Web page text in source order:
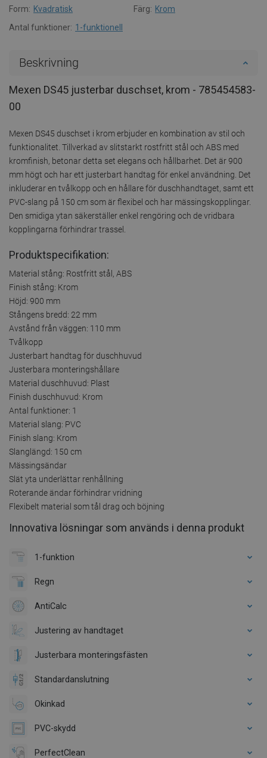
Form: Kvadratisk Färg: Krom
Antal funktioner: 1-funktionell
Beskrivning
Mexen DS45 justerbar duschset, krom - 785454583-
00
Mexen DS45 duschset i krom erbjuder en kombination av stil och
funktionalitet. Tillverkad av slitstarkt rostfritt stål och ABS med
kromfinish, betonar detta set elegans och hållbarhet. Det är 900
mm högt och har ett justerbart handtag för enkel användning. Det
inkluderar en tvålkopp och en hållare för duschhandtaget, samt ett
PVC-slang på 150 cm som är flexibel och har mässingskopplingar.
Den smidiga ytan säkerställer enkel rengöring och de vridbara
kopplingarna förhindrar trassel.
Produktspecifikation:
Material stång: Rostfritt stål, ABS
Finish stång: Krom
Höjd: 900 mm
Stångens bredd: 22 mm
Avstånd från väggen: 110 mm
Tvålkopp
Justerbart handtag för duschhuvud
Justerbara monteringshållare
Material duschhuvud: Plast
Finish duschhuvud: Krom
Antal funktioner: 1
Material slang: PVC
Finish slang: Krom
Slanglängd: 150 cm
Mässingsändar
Slät yta underlättar renhållning
Roterande ändar förhindrar vridning
Flexibelt material som tål drag och böjning
Innovativa lösningar som används i denna produkt
1-funktion
Regn
AntiCalc
Justering av handtaget
Justerbara monteringsfästen
Standardanslutning
Okinkad
PVC-skydd
PerfectClean